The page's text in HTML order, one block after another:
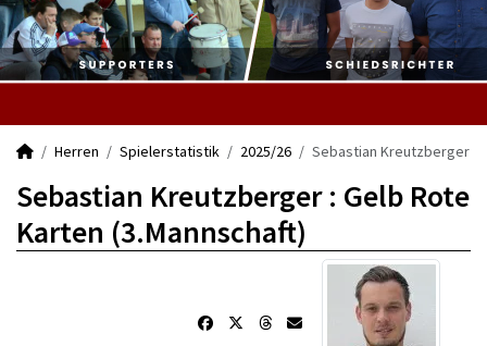
Herren Spielerstatistik 2025/26 Sebastian Kreutzberger
Sebastian Kreutzberger : Gelb Rote
Karten (3.Mannschaft)